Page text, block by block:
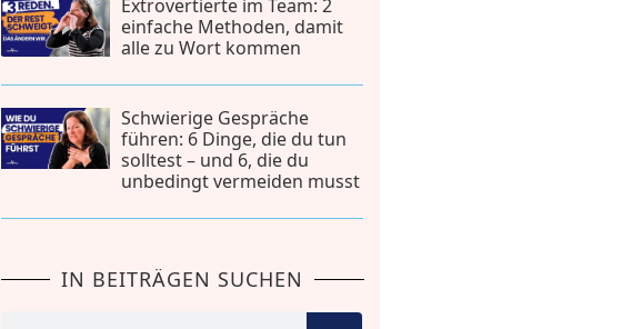
Extrovertierte im Team: 2
einfache Methoden, damit
alle zu Wort kommen
Schwierige Gespräche
führen: 6 Dinge, die du tun
solltest – und 6, die du
unbedingt vermeiden musst
IN BEITRÄGEN SUCHEN